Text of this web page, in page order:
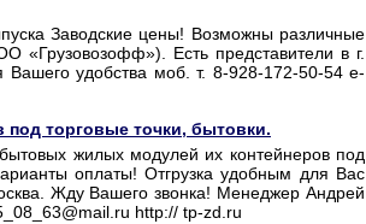
Заводские цены! Возможны различные
«Грузовозофф»). Есть представители в г.
удобства моб. т. 8-928-172-50-54 e-
торговые точки, бытовки.
жилых модулей их контейнеров под
оплаты! Отгрузка удобным для Вас
Жду Вашего звонка! Менеджер Андрей
http:// tp-zd.ru